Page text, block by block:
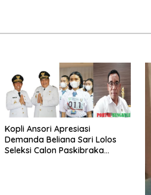
Kopli Ansori Apresiasi
Demanda Beliana Sari Lolos
Seleksi Calon Paskibraka